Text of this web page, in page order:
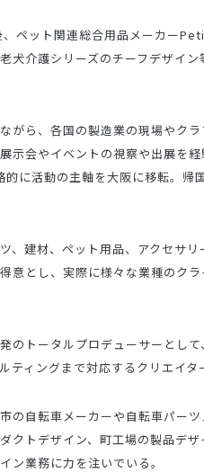
ペット関連総合用品メーカー
犬介護シリーズのチーフデザイ
がら、各国の製造業の現場やク
示会やイベントの視察や出展を
に活動の主軸を大阪に移転。帰
、建材、ペット用品、アクセサ
意とし、実際に様々な業種のク
のトータルプロデューサーとし
ィングまで対応するクリエイタ
の自転車メーカーや自転車パー
クトデザイン、町工場の製品デ
ン業務に力を注いでいる。